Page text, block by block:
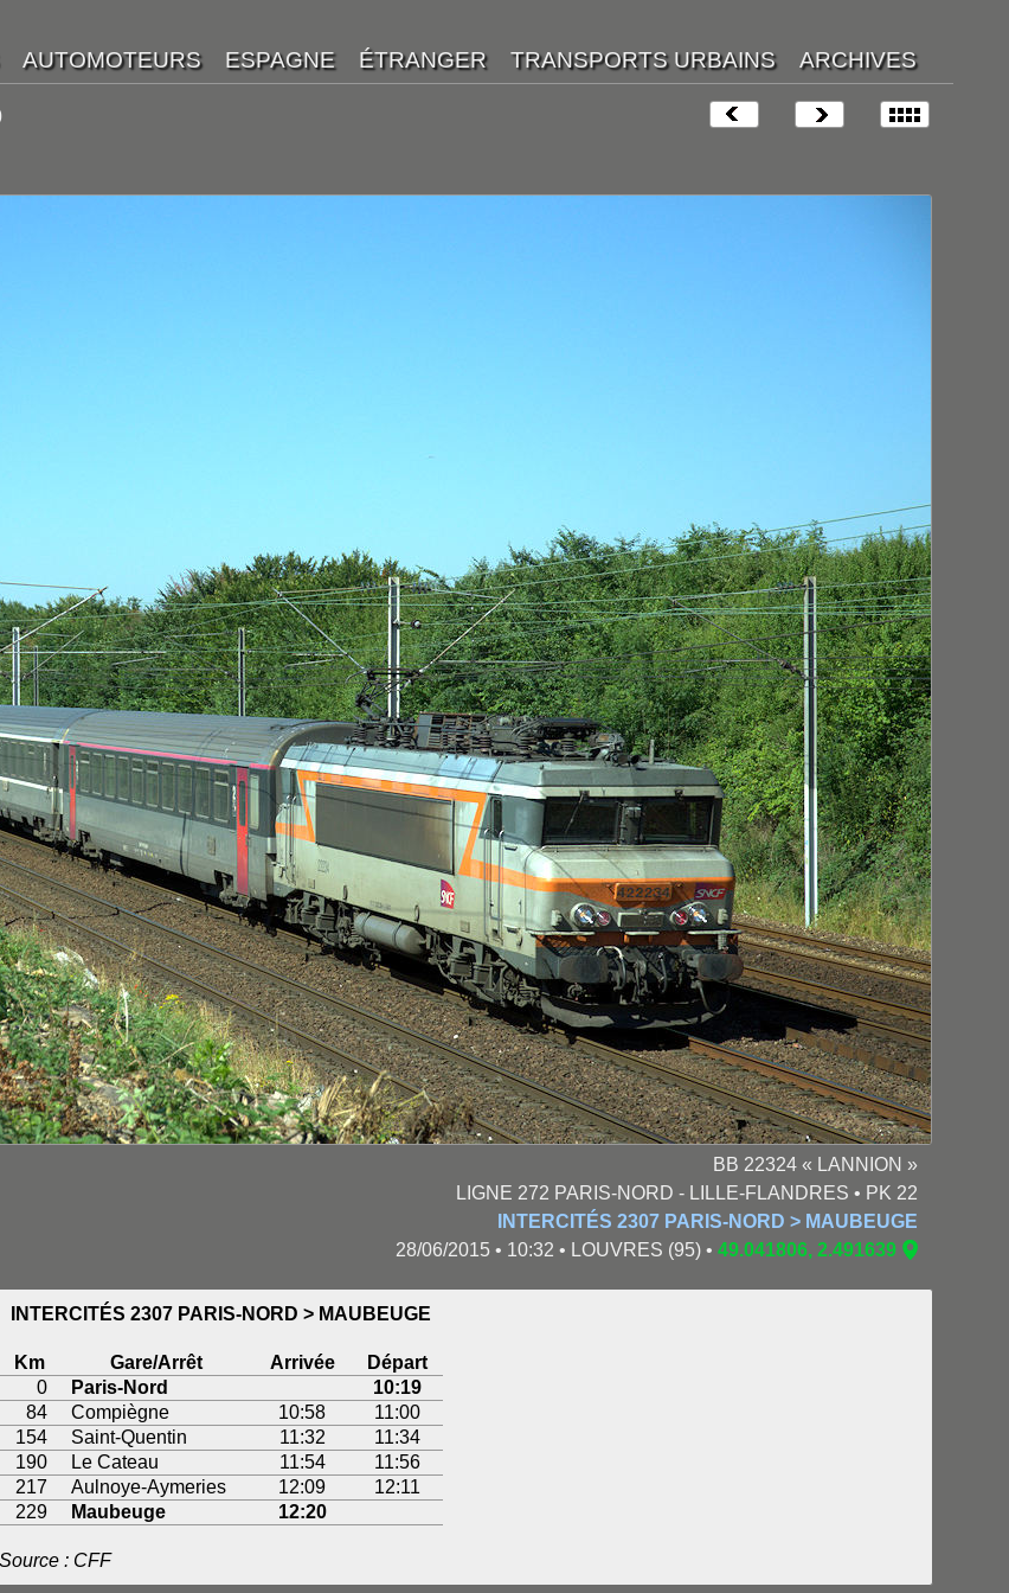
BB 22324 « LANNION »
LIGNE 272 PARIS-NORD - LILLE-FLANDRES • PK 22
INTERCITÉS 2307 PARIS-NORD > MAUBEUGE
28/06/2015 • 10:32 • LOUVRES (95) • 49.041806, 2.491639
INTERCITÉS 2307 PARIS-NORD > MAUBEUGE
Km Gare/Arrêt Arrivée
Départ
0
Paris-Nord
10:19
84
Compiègne 10:58
11:00
154
Saint-Quentin 11:32
11:34
190
Le Cateau 11:54
11:56
217
Aulnoye-Aymeries 12:09
12:11
229
Maubeuge 12:20
Source : CFF